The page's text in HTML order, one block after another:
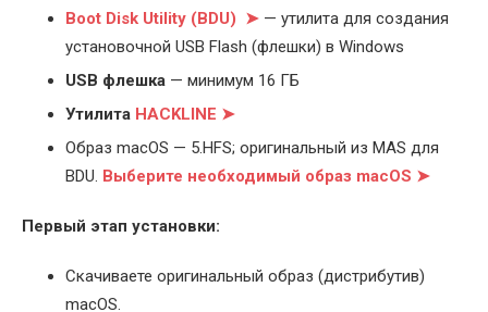
Boot Disk Utility (BDU) ➤ — утилита для создания
установочной USB Flash (флешки) в Windows
USB флешка — минимум 16 ГБ
Утилита HACKLINE ➤
Образ macOS — 5.HFS; оригинальный из MAS для
BDU. Выберите необходимый образ macOS ➤
Первый этап установки:
Скачиваете оригинальный образ (дистрибутив)
macOS.